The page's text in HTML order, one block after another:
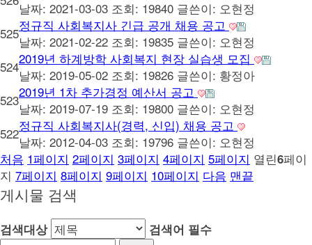
날짜: 2021-03-03 조회: 19840 글쓴이: 오현정
525정규직 사회복지사 긴급 공개 채용 공고
날짜: 2021-02-22 조회: 19835 글쓴이: 오현정
5242019년 하계방학 사회복지 현장 실습생 모집
날짜: 2019-05-02 조회: 19826 글쓴이: 황정아
5232019년 1차 추가경정 예산서 공고
날짜: 2019-07-19 조회: 19800 글쓴이: 오현정
522정규직 사회복지사(경력, 신입) 채용 공고
날짜: 2012-04-03 조회: 19796 글쓴이: 오현정
처음 1페이지 2페이지 3페이지 4페이지 5페이지 열린6페이
지 7페이지 8페이지 9페이지 10페이지 다음 맨끝
게시물 검색
검색대상 검색어 필수